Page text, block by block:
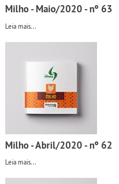
Milho - Maio/2020 - nº 63
Leia mais...
Milho - Abril/2020 - nº 62
Leia mais...